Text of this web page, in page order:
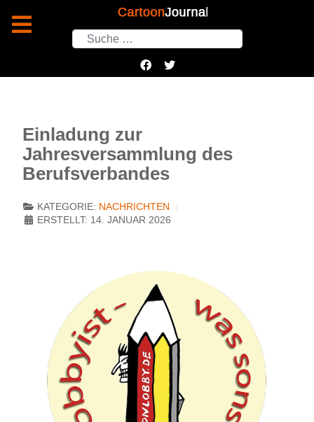
Suchen
Einladung zur
Jahresversammlung des
Berufsverbandes
KATEGORIE: NACHRICHTEN
ERSTELLT: 14. JANUAR 2026